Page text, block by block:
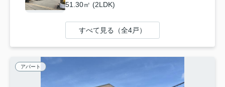
51.30㎡ (2LDK)
すべて見る（全4戸）
アパート